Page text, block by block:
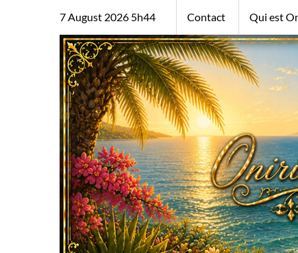
7 August 2026 5h44 Contact Qui est